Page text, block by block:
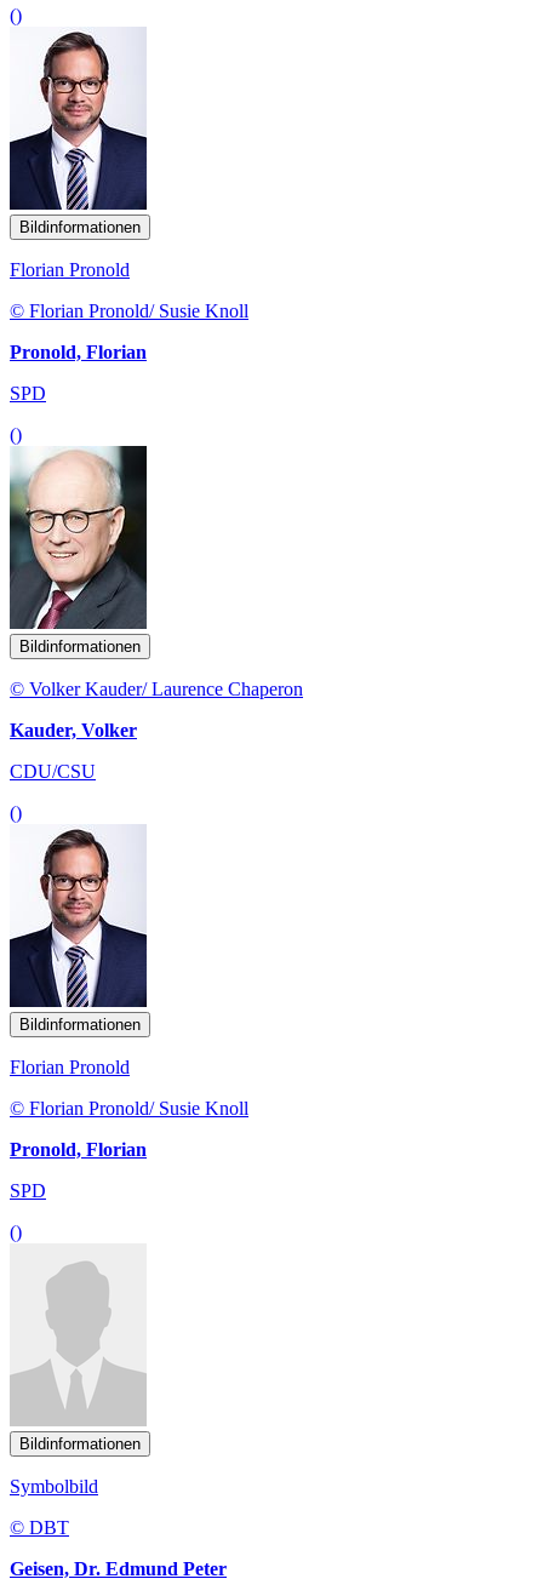
()
Bildinformationen
Florian Pronold
© Florian Pronold/ Susie Knoll
Pronold, Florian
SPD
()
Bildinformationen
© Volker Kauder/ Laurence Chaperon
Kauder, Volker
CDU/CSU
()
Bildinformationen
Florian Pronold
© Florian Pronold/ Susie Knoll
Pronold, Florian
SPD
()
Bildinformationen
Symbolbild
© DBT
Geisen, Dr. Edmund Peter